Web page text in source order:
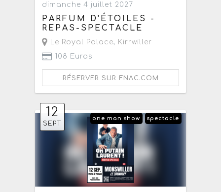
dimanche 4 juillet 2027
PARFUM D'ÉTOILES -
REPAS-SPECTACLE
Le Royal Palace, Kirrwiller
108 Euros
RÉSERVER SUR FNAC.COM
12
SEPT
spectacle
one man show